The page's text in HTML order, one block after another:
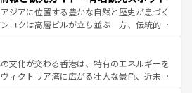
しい。
ランス統治時代の建物も、独特の雰囲気を
。また、バラエティの豊かさとおいしさで
バインミー、ベトナムコーヒーなどは、ぜ
たい。どの地域を訪れてもあたたかい人々
てくれるので、きっと忘れられない旅にな
ジアに位置する豊かな自然と歴史が息づく
コクは高層ビルが立ち並ぶ一方、伝統的な
ている。北部ではチェンマイなどの山岳地
合い、南部ではプーケットやクラビの美し
ート気分を楽しむことができる。タイ料理
文化が交わる香港は、特有のエネルギーを
ィクトリア湾に広がる壮大な景色、近未来